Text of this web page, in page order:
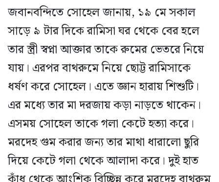
জবানবন্দিতে সোহেল জানায়, ১৯ মে সকাল
সাড়ে ৯ টার দিকে রামিসা ঘর থেকে বের হলে
তার স্ত্রী স্বপ্না আক্তার তাকে রুমের ভেতরে নিয়ে
যায়। এরপর বাথরুমে নিয়ে ছোট্ট রামিসাকে
ধর্ষণ করে সোহেল। এতে জ্ঞান হারায় শিশুটি।
এর মধ্যে তার মা দরজায় কড়া নাড়তে থাকেন।
এসময় সোহেল তাকে গলা কেটে হত্যা করে।
মরদেহ গুম করার জন্য তার মাথা ধারালো ছুরি
দিয়ে কেটে গলা থেকে আলাদা করে। দুই হাত